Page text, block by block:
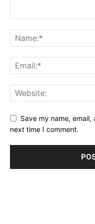
Save my name,
next time I comment.